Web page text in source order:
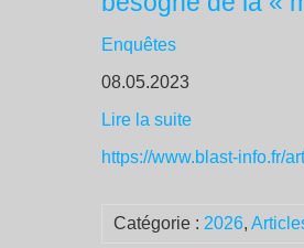
Enquêtes
08.05.2023
Lire la suite
https://www.blast-info.fr/
Catégorie : 2026,